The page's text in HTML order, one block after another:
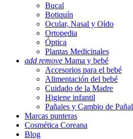
Bucal
Botiquín
Ocular, Nasal y Oído
Ortopedia
Óptica
Plantas Medicinales
add remove Mama y bebé
Accesorios para el bebé
Alimentación del bebé
Cuidado de la Madre
Higiene infantil
Pañales y Cambio de Pañal
Marcas punteras
Cosmética Coreana
Blog